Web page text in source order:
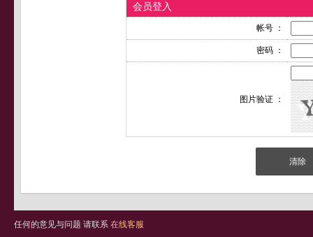
会员登入
帐号 ：
密码 ：
图片验证 ：
任何的意见与问题 请联系 在线客服